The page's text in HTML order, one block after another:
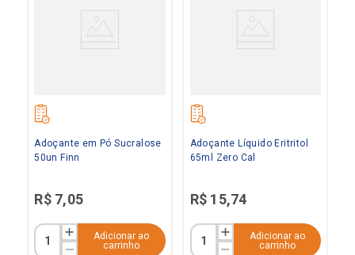
Adoçante em Pó Sucralose
50un Finn
R$ 7,05
Adicionar ao
carrinho
Adoçante Líquido Eritritol
65ml Zero Cal
R$ 15,74
Adicionar ao
carrinho